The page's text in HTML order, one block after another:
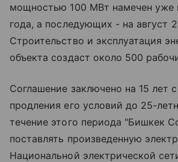
мощностью 100 МВт намечен уже
года, а последующих - на август
Строительство и эксплуатация
объекта создаст около 500
Соглашение заключено на 15 лет
продления его условий до 25-
течение этого периода "Бишкек
поставлять произведенную
Национальной электрической